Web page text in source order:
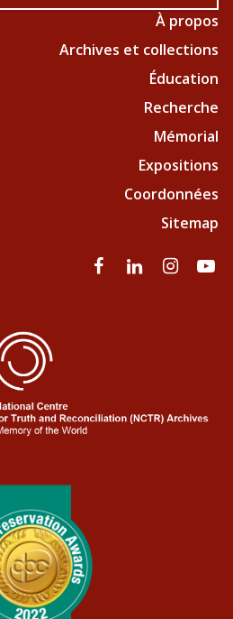
À propos
Archives et collections
Éducation
Recherche
Mémorial
Expositions
Coordonnées
Sitemap